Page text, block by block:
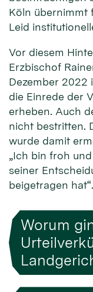
Köln übernimmt
Leid
Vor diesem
Erzbischof
Dezember 2022
die Einrede der
erheben. Auch
nicht bestritten.
wurde damit
„Ich bin froh
seiner
beigetragen hat“.
Worum